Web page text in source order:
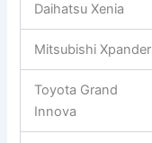
Daihatsu Xenia
Mitsubishi Xpander
Toyota Grand
Innova